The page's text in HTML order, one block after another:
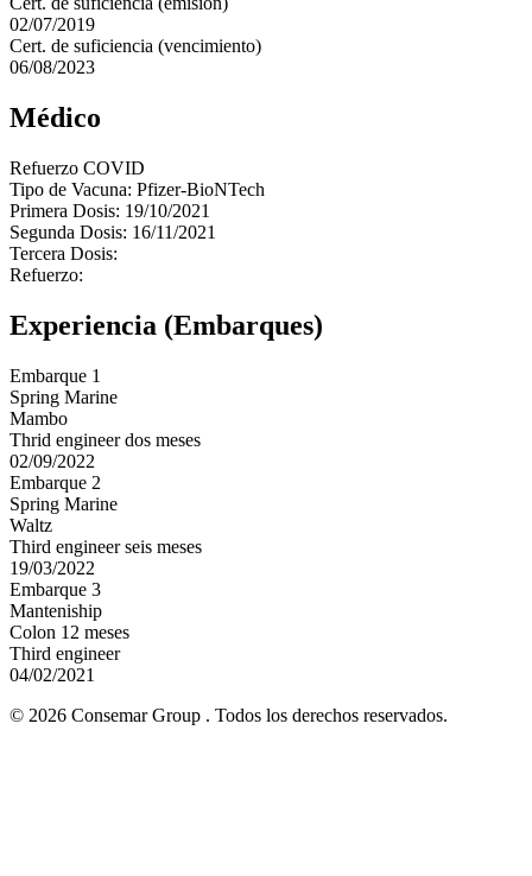
02/07/2019
Cert. de suficiencia (vencimiento)
06/08/2023
Médico
Refuerzo COVID
Tipo de Vacuna: Pfizer-BioNTech
Primera Dosis: 19/10/2021
Segunda Dosis: 16/11/2021
Tercera Dosis:
Refuerzo:
Experiencia (Embarques)
Embarque 1
Spring Marine
Mambo
Thrid engineer dos meses
02/09/2022
Embarque 2
Spring Marine
Waltz
Third engineer seis meses
19/03/2022
Embarque 3
Manteniship
Colon 12 meses
Third engineer
04/02/2021
© 2026 Consemar Group . Todos los derechos reservados.